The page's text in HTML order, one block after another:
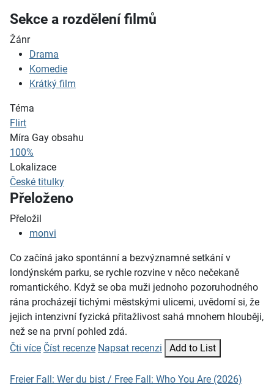
Sekce a rozdělení filmů
Žánr
Drama
Komedie
Krátký film
Téma
Flirt
Míra Gay obsahu
100%
Lokalizace
České titulky
Přeloženo
Přeložil
monvi
Co začíná jako spontánní a bezvýznamné setkání v
londýnském parku, se rychle rozvine v něco nečekaně
romantického. Když se oba muži jednoho pozoruhodného
rána procházejí tichými městskými ulicemi, uvědomí si, že
jejich intenzivní fyzická přitažlivost sahá mnohem hlouběji,
než se na první pohled zdá.
Čti více Číst recenze Napsat recenzi Add to List
Freier Fall: Wer du bist / Free Fall: Who You Are (2026)